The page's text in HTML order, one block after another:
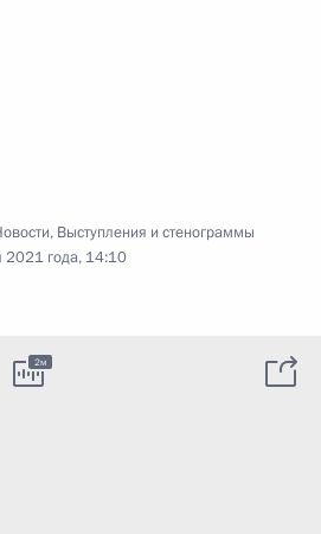
, Выступления и стенограммы
2021 года, 14:10
2м